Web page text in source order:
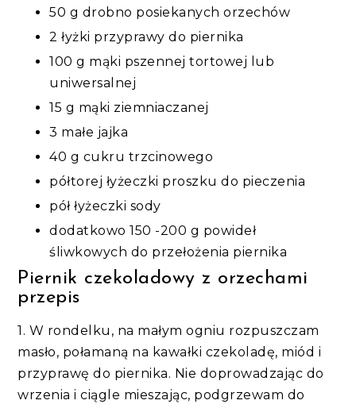
50 g drobno posiekanych orzechów
2 łyżki przyprawy do piernika
100 g mąki pszennej tortowej lub
uniwersalnej
15 g mąki ziemniaczanej
3 małe jajka
40 g cukru trzcinowego
półtorej łyżeczki proszku do pieczenia
pół łyżeczki sody
dodatkowo 150 -200 g powideł
śliwkowych do przełożenia piernika
Piernik czekoladowy z orzechami
przepis
1. W rondelku, na małym ogniu rozpuszczam
masło, połamaną na kawałki czekoladę, miód i
przyprawę do piernika. Nie doprowadzając do
wrzenia i ciągle mieszając, podgrzewam do